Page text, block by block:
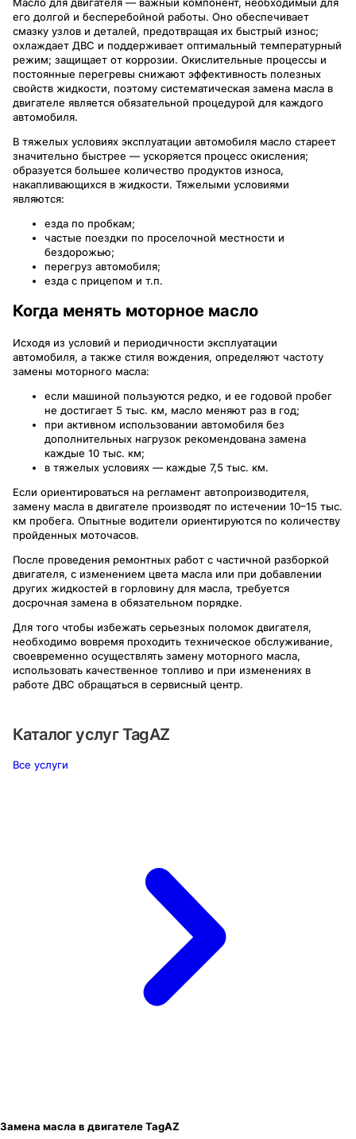
Масло для двигателя — важный компонент, необходимый для
его долгой и бесперебойной работы. Оно обеспечивает
смазку узлов и деталей, предотвращая их быстрый износ;
охлаждает ДВС и поддерживает оптимальный температурный
режим; защищает от коррозии. Окислительные процессы и
постоянные перегревы снижают эффективность полезных
свойств жидкости, поэтому систематическая замена масла в
двигателе является обязательной процедурой для каждого
автомобиля.
В тяжелых условиях эксплуатации автомобиля масло стареет
значительно быстрее — ускоряется процесс окисления;
образуется большее количество продуктов износа,
накапливающихся в жидкости. Тяжелыми условиями
являются:
езда по пробкам;
частые поездки по проселочной местности и
бездорожью;
перегруз автомобиля;
езда с прицепом и т.п.
Когда менять моторное масло
Исходя из условий и периодичности эксплуатации
автомобиля, а также стиля вождения, определяют частоту
замены моторного масла:
если машиной пользуются редко, и ее годовой пробег
не достигает 5 тыс. км, масло меняют раз в год;
при активном использовании автомобиля без
дополнительных нагрузок рекомендована замена
каждые 10 тыс. км;
в тяжелых условиях — каждые 7,5 тыс. км.
Если ориентироваться на регламент автопроизводителя,
замену масла в двигателе производят по истечении 10–15 тыс.
км пробега. Опытные водители ориентируются по количеству
пройденных моточасов.
После проведения ремонтных работ с частичной разборкой
двигателя, с изменением цвета масла или при добавлении
других жидкостей в горловину для масла, требуется
досрочная замена в обязательном порядке.
Для того чтобы избежать серьезных поломок двигателя,
необходимо вовремя проходить техническое обслуживание,
своевременно осуществлять замену моторного масла,
использовать качественное топливо и при изменениях в
работе ДВС обращаться в сервисный центр.
Каталог услугTagAZ
Все услуги
Замена масла в двигателе TagAZ